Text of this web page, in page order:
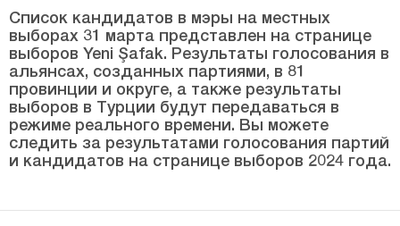
ШАБАНОЗУ
Саджак
ЯРПАХЛЫ
Яйлакент
Чорум
Диярбакыр
Список кандидатов в мэры на местных
выборах 31 марта представлен на странице
выборов Yeni Şafak. Результаты голосования в
альянсах, созданных партиями, в 81
провинции и округе, а также результаты
выборов в Турции будут передаваться в
режиме реального времени. Вы можете
следить за результатами голосования партий
и кандидатов на странице выборов 2024 года.